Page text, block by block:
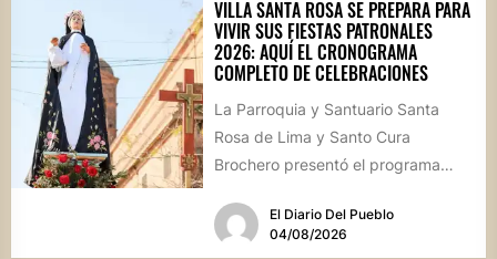
VILLA SANTA ROSA SE PREPARA PARA
VIVIR SUS FIESTAS PATRONALES
2026: AQUÍ EL CRONOGRAMA
COMPLETO DE CELEBRACIONES
La Parroquia y Santuario Santa
Rosa de Lima y Santo Cura
Brochero presentó el programa
El Diario Del Pueblo
04/08/2026